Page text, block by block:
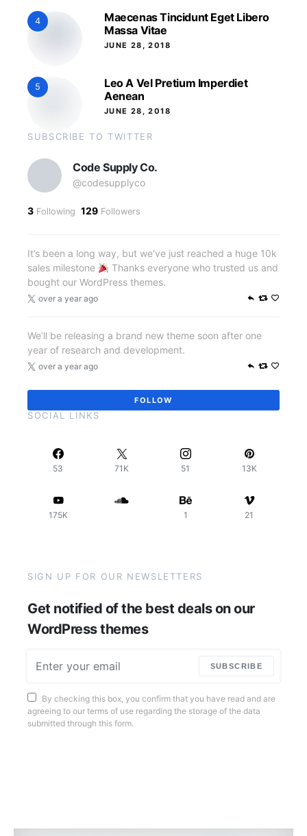
4
Maecenas Tincidunt Eget Libero
Massa Vitae
JUNE 28, 2018
5
Leo A Vel Pretium Imperdiet
Aenean
JUNE 28, 2018
SUBSCRIBE TO TWITTER
Code Supply Co.
@codesupplyco
3 Following 129 Followers
It’s been a long way, but we’ve just reached a huge 10k
sales milestone
Thanks everyone who trusted us and
bought our WordPress themes.
over a year ago
We’ll be releasing a brand new theme soon after one
year of research and development.
over a year ago
FOLLOW
SOCIAL LINKS
53 71K 51 13K
175K 1 21
SIGN UP FOR OUR NEWSLETTERS
Get notified of the best deals on our
WordPress themes
SUBSCRIBE
By checking this box, you confirm that you have read and are
agreeing to our terms of use regarding the storage of the data
submitted through this form.